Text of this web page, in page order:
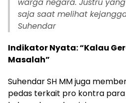
saja saat melihat
Suhendar
Indikator Nyata: “Kalau
Masalah”
Suhendar SH MM juga
pedas terkait pro kontra